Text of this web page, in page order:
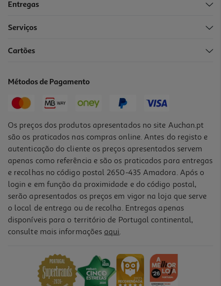
Bacalhau Graudo Noruega Cortado Embalado Kg
19,99 €/Kg
Entregas
Serviços
Cartões
Métodos de Pagamento
Os preços dos produtos apresentados no site Auchan.pt
são os praticados nas compras online. Antes do registo e
autenticação do cliente os preços apresentados servem
apenas como referência e são os praticados para entregas
e recolhas no código postal 2650-435 Amadora. Após o
login e em função da proximidade e do código postal,
serão apresentados os preços em vigor na loja que serve
o local de entrega ou de recolha. Entregas apenas
disponíveis para o território de Portugal continental,
consulte mais informações aqui.